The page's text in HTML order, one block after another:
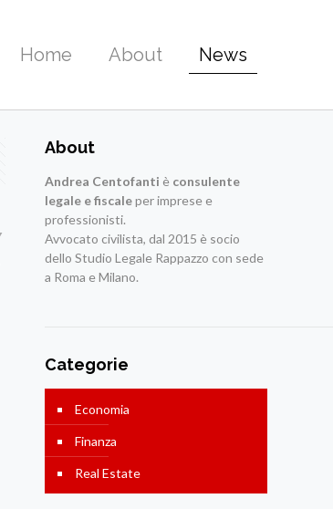
Home About News
About
Andrea Centofanti èconsulente
legale e fiscaleper imprese e
professionisti.
Avvocato civilista, dal 2015 è socio
dello Studio Legale Rappazzo con sede
a Roma e Milano.
Categorie
Economia
Finanza
Real Estate